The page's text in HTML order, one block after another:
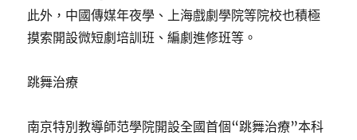
此外，中國傳媒年夜學、上海戲劇學院等院校也積極
摸索開設微短劇培訓班、編劇進修班等。
跳舞治療
南京特別教導師范學院開設全國首個“跳舞治療”本科